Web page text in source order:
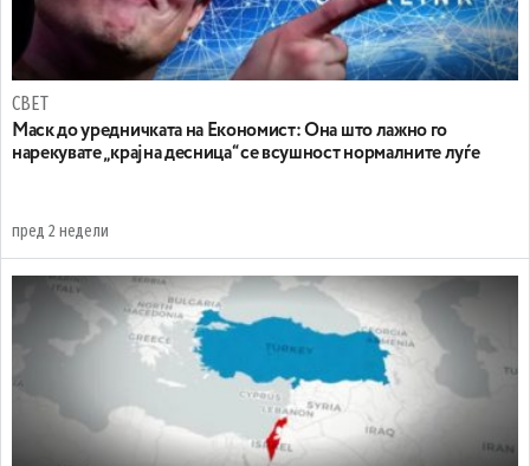
СВЕТ
Маск до уредничката на Економист: Она што лажно го
нарекувате „крајна десница“ се всушност нормалните луѓе
пред 2 недели